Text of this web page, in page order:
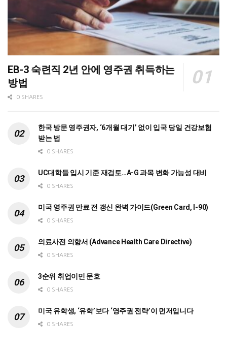
EB-3 숙련직 2년 안에 영주권 취득하는
방법
0 SHARES
한국 방문 영주권자, ‘6개월 대기’ 없이 입국 당일 건강보험
받는 법
0 SHARES
UC대학들 입시 기준 재검토…A-G 과목 변화 가능성 대비
0 SHARES
미국 영주권 만료 전 갱신 완벽 가이드(Green Card, I-90)
0 SHARES
의료사전 의향서 (Advance Health Care Directive)
0 SHARES
3순위 취업이민 문호
0 SHARES
미국 유학생, ‘유학’보다 ‘영주권 전략’이 먼저입니다
0 SHARES